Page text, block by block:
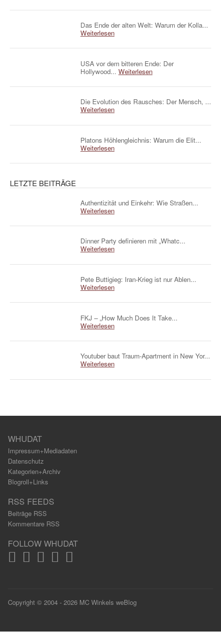
Das Ende der alten Welt: Warum der Kolla...
Weiterlesen
USA vor dem bitteren Ende: Der
Hollywood... Weiterlesen
Die Evolution des Rausches: Der Mensch, ...
Weiterlesen
Platons Höhlengleichnis: Warum die Elit...
Weiterlesen
LETZTE BEITRÄGE
Authentizität und Einkehr: Wie Straßen...
Weiterlesen
Dinner Party definieren mit „Whatc...
Weiterlesen
Pete Buttigieg: Iran-Krieg ist nur Ablen...
Weiterlesen
FKJ – „How Much Does It Take...
Weiterlesen
Youtuber baut Traum-Apartment in New Yor...
Weiterlesen
WHUDAT
Impressum+Mediadaten
Datenschutz
Kategorien+Archiv
Blogroll+Links
RSS FEEDS
Beiträge RSS
Kommentare RSS
FOLLOW WHUDAT
Copyright © 2004 - 2026 MC Winkels weBlog